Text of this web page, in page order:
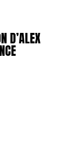
D’ALEX